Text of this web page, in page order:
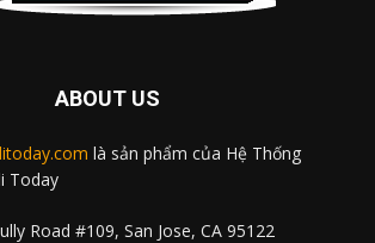
ABOUT US
là sản phẩm của Hệ Thống
Today
Road #109, San Jose, CA 95122